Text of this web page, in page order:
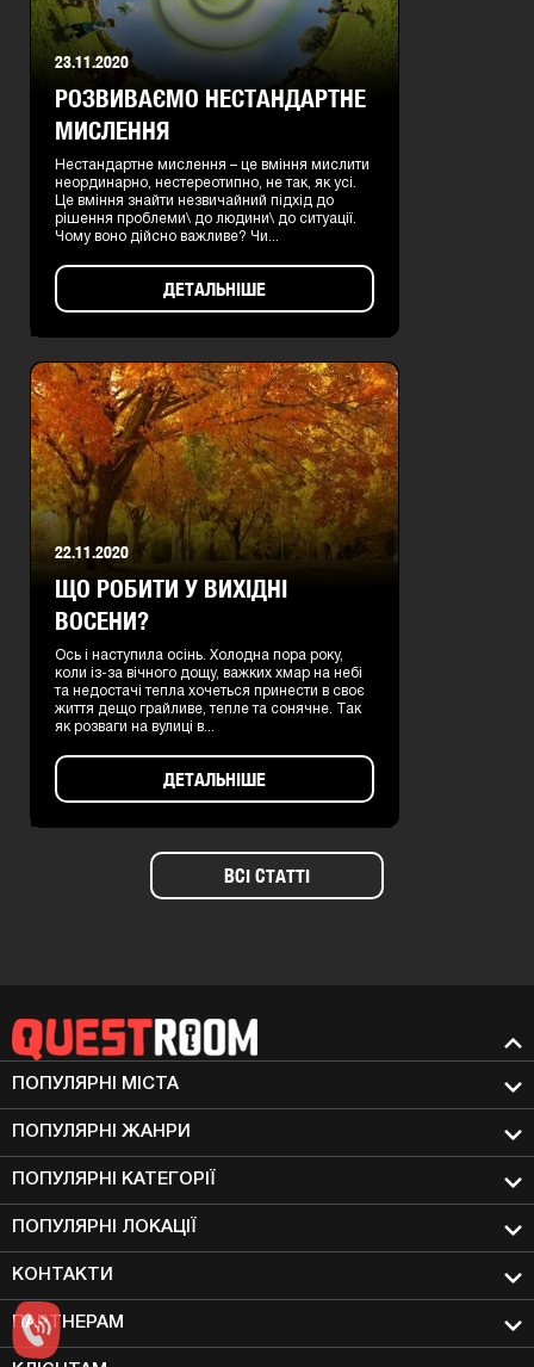
РОЗВИВАЄМО НЕСТАНДАРТНЕ
МИСЛЕННЯ
Нестандартне мислення – це вміння мислити
неординарно, нестереотипно, не так, як усі.
Це вміння знайти незвичайний підхід до
рішення проблеми\ до людини\ до ситуації.
Чому воно дійсно важливе? Чи...
23.11.2020
ДЕТАЛЬНІШЕ
ЩО РОБИТИ У ВИХІДНІ
ВОСЕНИ?
Ось і наступила осінь. Холодна пора року,
коли із-за вічного дощу, важких хмар на небі
та недостачі тепла хочеться принести в своє
життя дещо грайливе, тепле та сонячне. Так
як розваги на вулиці в...
22.11.2020
ДЕТАЛЬНІШЕ
ВСІ СТАТТІ
ПОПУЛЯРНІ МIСТА
ПОПУЛЯРНІ ЖАНРИ
ПОПУЛЯРНІ КАТЕГОРІЇ
ПОПУЛЯРНІ ЛОКАЦІЇ
КОНТАКТИ
ПАРТНЕРАМ